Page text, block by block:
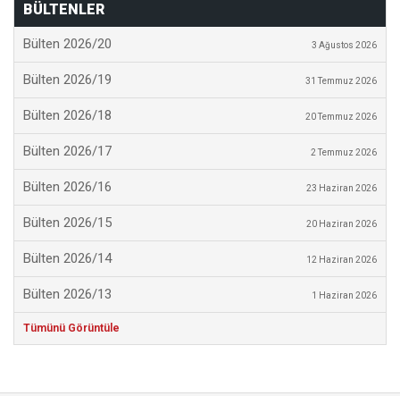
BÜLTENLER
Bülten 2026/20 3 Ağustos 2026
Bülten 2026/19 31 Temmuz 2026
Bülten 2026/18 20 Temmuz 2026
Bülten 2026/17 2 Temmuz 2026
Bülten 2026/16 23 Haziran 2026
Bülten 2026/15 20 Haziran 2026
Bülten 2026/14 12 Haziran 2026
Bülten 2026/13 1 Haziran 2026
Tümünü Görüntüle